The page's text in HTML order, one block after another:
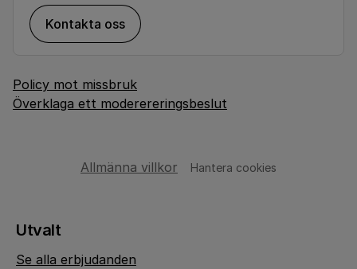
Kontakta oss
Policy mot missbruk
Överklaga ett moderereringsbeslut
Allmänna villkor Hantera cookies
Utvalt
Se alla erbjudanden